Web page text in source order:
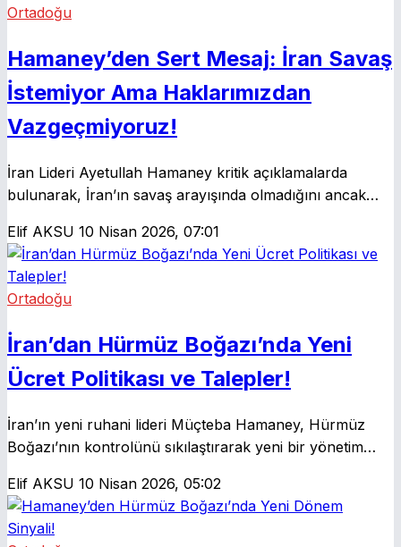
Ortadoğu
Hamaney’den Sert Mesaj: İran Savaş
İstemiyor Ama Haklarımızdan
Vazgeçmiyoruz!
İran Lideri Ayetullah Hamaney kritik açıklamalarda
bulunarak, İran’ın savaş arayışında olmadığını ancak
Bölgedeki gerginlikler artarken, Hürmüz Boğazı
yönetiminde yeni bir dönemin başlayacağı mesajı dikkat
çekti.
Elif AKSU 10 Nisan 2026, 07:01
Ortadoğu
İran’dan Hürmüz Boğazı’nda Yeni
Ücret Politikası ve Talepler!
İran’ın yeni ruhani lideri Müçteba Hamaney, Hürmüz
Boğazı’nın kontrolünü sıkılaştırarak yeni bir yönetim
içinde yurt dışındaki bloke varlıklarının serbest
bırakılmasını talep ediyor.
Elif AKSU 10 Nisan 2026, 05:02